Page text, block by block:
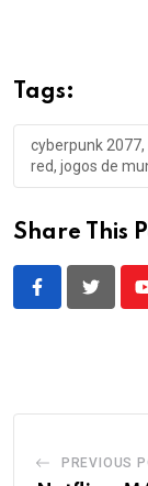
Tags:
cyberpunk
red, jogos de
Share This
PREVIOUS